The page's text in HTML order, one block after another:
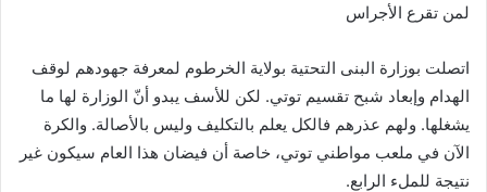
لمن تقرع الأجراس
اتصلت بوزارة البنى التحتية بولاية الخرطوم لمعرفة جهودهم لوقف
الهدام وإبعاد شبح تقسيم توتي. لكن للأسف يبدو أنّ الوزارة لها ما
يشغلها. ولهم عذرهم فالكل يعلم بالتكليف وليس بالأصالة. والكرة
الآن في ملعب مواطني توتي، خاصة أن فيضان هذا العام سيكون غير
نتيجة للملء الرابع.